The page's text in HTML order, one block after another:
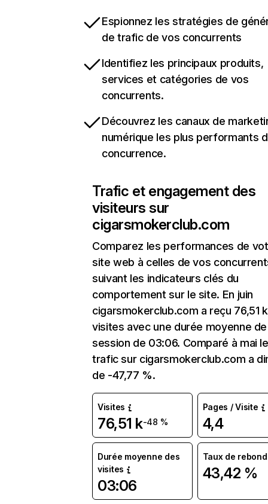
Espionnez les stratégies de
de trafic de vos concurrents
Identifiez les principaux produits,
services et catégories de vos
concurrents.
Découvrez les canaux de
numérique les plus performants
concurrence.
Trafic et engagement des
visiteurs sur
cigarsmokerclub.com
Comparez les performances de
site web à celles de vos
suivant les indicateurs clés du
comportement sur le site. En juin
cigarsmokerclub.com a reçu 76,51 k
visites avec une durée moyenne
session de 03:06. Comparé à mai le
trafic sur cigarsmokerclub.com a
de -47,77 %.
Visites
76,51 k-48 %
Pages / Visite
4,4
Durée moyenne des
visites
03:06
Taux de rebond
43,42 %